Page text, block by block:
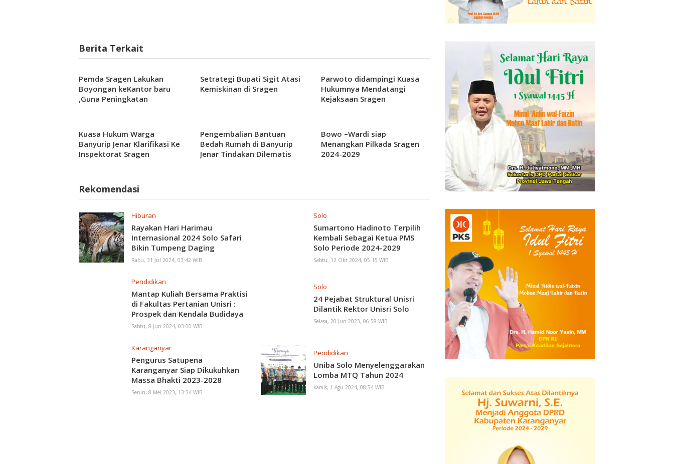
Berita Terkait
Pemda Sragen Lakukan
Boyongan keKantor baru
,Guna Peningkatan
Setrategi Bupati Sigit Atasi
Kemiskinan di Sragen
Parwoto didampingi Kuasa
Hukumnya Mendatangi
Kejaksaan Sragen
Kuasa Hukum Warga
Banyurip Jenar Klarifikasi Ke
Inspektorat Sragen
Pengembalian Bantuan
Bedah Rumah di Banyurip
Jenar Tindakan Dilematis
Bowo –Wardi siap
Menangkan Pilkada Sragen
2024-2029
Rekomendasi
Hiburan
Rayakan Hari Harimau
Internasional 2024 Solo Safari
Bikin Tumpeng Daging
Rabu, 31 Jul 2024, 03:42 WIB
Solo
Sumartono Hadinoto Terpilih
Kembali Sebagai Ketua PMS
Solo Periode 2024-2029
Sabtu, 12 Okt 2024, 05:15 WIB
Pendidikan
Mantap Kuliah Bersama Praktisi
di Fakultas Pertanian Unisri :
Prospek dan Kendala Budidaya
Krisan
Sabtu, 8 Jun 2024, 03:00 WIB
Solo
24 Pejabat Struktural Unisri
Dilantik Rektor Unisri Solo
Selasa, 20 Jun 2023, 06:58 WIB
Karanganyar
Pengurus Satupena
Karanganyar Siap Dikukuhkan
Massa Bhakti 2023-2028
Senin, 8 Mei 2023, 13:34 WIB
Pendidikan
Uniba Solo Menyelenggarakan
Lomba MTQ Tahun 2024
Kamis, 1 Agu 2024, 08:54 WIB